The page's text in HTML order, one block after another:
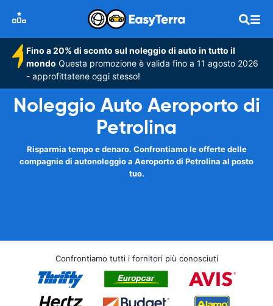
Fino a 20% di sconto sul noleggio di auto in tutto il
mondo Questa promozione è valida fino a 11 agosto 2026
- approfittatene oggi stesso!
Noleggio Auto Aeroporto di
Petrolina
Risparmia tempo e denaro. Confrontiamo le offerte delle
compagnie di autonoleggio a Aeroporto di Petrolina al posto
tuo.
Confrontiamo tutti i fornitori più conosciuti